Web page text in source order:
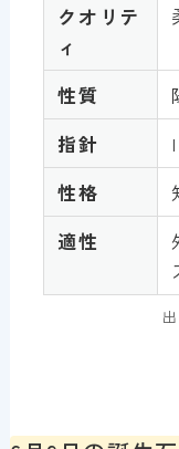
クオリテ
ィ
性質
指針
性格
適性